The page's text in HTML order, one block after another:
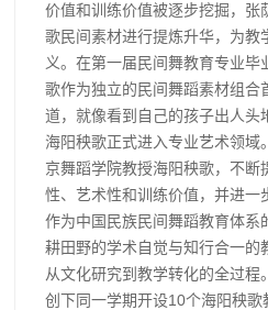
价值和训练价值被逐步挖掘，张
歌民间素材进行提炼升华，为教
义。在第一届民间舞教育专业
歌作为独立的民间舞蹈素材组合
道，就像看到自己的孩子出人头
海阳秧歌正式进入专业艺术领域
京舞蹈学院教授海阳秧歌，不断
性、艺术性和训练价值，并进一
作为中国民族民间舞蹈教育体系
耕田野的学术自觉与知行合一的
从文化研究到教学转化的全过程
创下同一学期开设10个海阳秧